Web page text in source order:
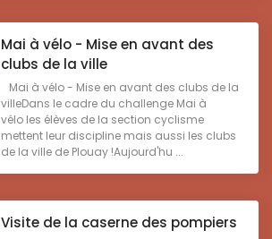
Mai à vélo - Mise en avant des
clubs de la ville
Mai à vélo - Mise en avant des clubs de la
villeDans le cadre du challenge Mai à
vélo les élèves de la section cyclisme
mettent leur discipline mais aussi les clubs
de la ville de Plouay !Aujourd'hu ...
Visite de la caserne des pompiers